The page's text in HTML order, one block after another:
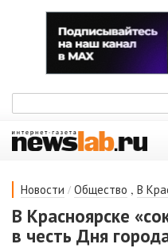
Новости / Общество , В
В Красноярске
в честь Дня